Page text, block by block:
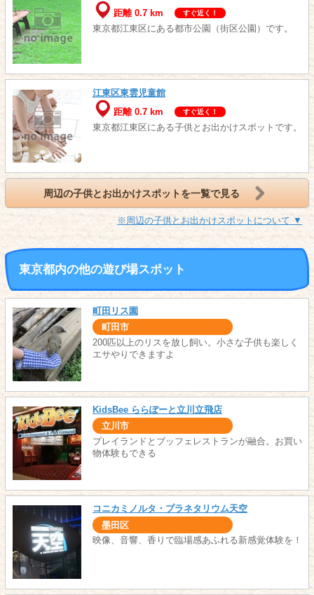
距離 0.7 km
すぐ近く！
東京都江東区にある都市公園（街区公園）です。
江東区東雲児童館
距離 0.7 km
すぐ近く！
東京都江東区にある子供とお出かけスポットです。
周辺の子供とお出かけスポットを一覧で見る
※周辺の子供とお出かけスポットについて ▼
東京都内の他の遊び場スポット
町田リス園
町田市
200匹以上のリスを放し飼い。小さな子供も楽しく
エサやりできますよ
KidsBee ららぽーと立川立飛店
立川市
プレイランドとブッフェレストランが融合。お買い
物体験もできる
コニカミノルタ・プラネタリウム天空
墨田区
映像、音響、香りで臨場感あふれる新感覚体験を！